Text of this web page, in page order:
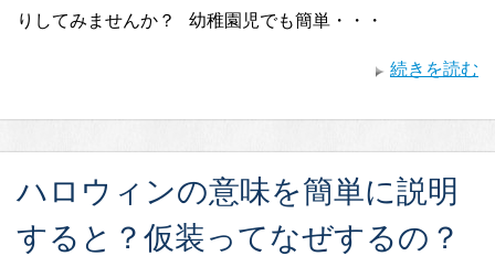
りしてみませんか？ 幼稚園児でも簡単・・・
続きを読む
ハロウィンの意味を簡単に説明
すると？仮装ってなぜするの？